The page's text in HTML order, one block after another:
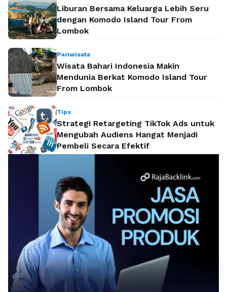
Liburan Bersama Keluarga Lebih Seru
dengan Komodo Island Tour From
Lombok
Pariwisata
Wisata Bahari Indonesia Makin
Mendunia Berkat Komodo Island Tour
From Lombok
Tips
Strategi Retargeting TikTok Ads untuk
Mengubah Audiens Hangat Menjadi
Pembeli Secara Efektif